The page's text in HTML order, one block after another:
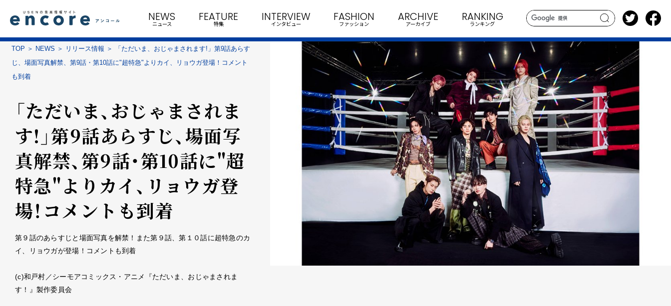
search
NEWS
ニュース
FEATURE
特集
INTERVIEW
インタビュー
FASHION
ファッション
ARCHIVE
アーカイブ
RANKING
ランキング
TOP NEWS リリース情報
「ただいま、おじゃまされます!」第9話あらす
じ、場面写真解禁、第9話・第10話に"超特急"よりカイ、リョウガ登場！コメント
も到着
「ただいま、おじゃまされま
す!」第9話あらすじ、場面写
真解禁、第9話・第10話に"超
特急"よりカイ、リョウガ登
場！コメントも到着
第９話のあらすじと場面写真を解禁！また第９話、第１０話に超特急のカ
イ、リョウガが登場！コメントも到着
(c)和戸村／シーモアコミックス・アニメ『ただいま、おじゃまされま
す！』製作委員会